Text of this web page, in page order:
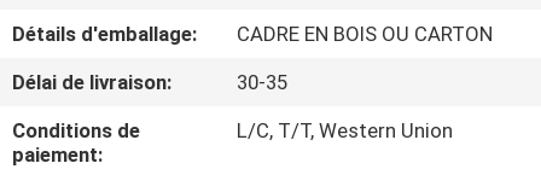
VISITE
DE
L'USINE
Détails d'emballage:
CADRE EN BOIS OU CARTON
Délai de livraison:
30-35
Conditions de
paiement:
L/C, T/T, Western Union